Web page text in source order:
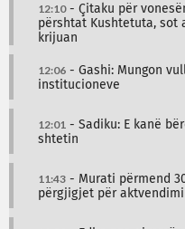
12:10- Çitaku për
përshtat Kushtetuta, sot
krijuan
12:06 - Gashi: Mungon
institucioneve
12:01 - Sadiku: E kanë
shtetin
11:43 - Murati përmend
përgjigjet për